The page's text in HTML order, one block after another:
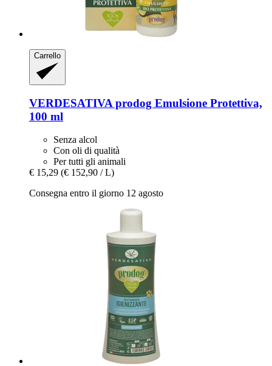
Carrello
VERDESATIVA prodog Emulsione Protettiva,
100 ml
Senza alcol
Con oli di qualità
Per tutti gli animali
€ 15,29 (€ 152,90 / L)
Consegna entro il giorno 12 agosto